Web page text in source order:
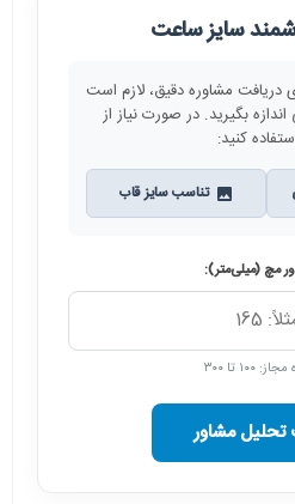
سایز ساعت
دریافت مشاوره دقیق، لازم است
بگیرید. در صورت نیاز از
کنید:
تناسب سایز قاب
مچ (میلی‌متر):
۱۰۰ تا ۳۰۰
تحلیل مشاور